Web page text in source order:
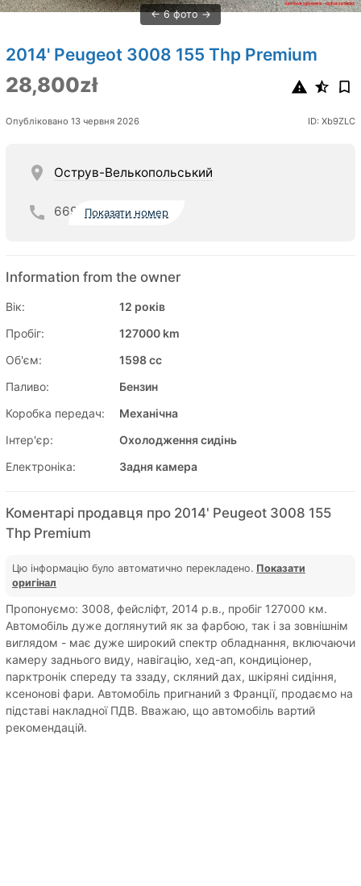
6 фото
2014' Peugeot 3008 155 Thp Premium
28,800zł
Опубліковано 13 червня 2026 ID: Xb9ZLC
Острув-Велькопольський
669 Показати номер
Information from the owner
Вік:
12 років
Пробіг:
127000 km
Об'єм:
1598 cc
Паливо:
Бензин
Коробка передач:
Механічна
Інтер'єр:
Охолодження сидінь
Електроніка:
Задня камера
Коментарі продавця про 2014' Peugeot 3008 155
Thp Premium
Цю інформацію було автоматично перекладено. Показати
оригінал
Пропонуємо: 3008, фейсліфт, 2014 р.в., пробіг 127000 км.
Автомобіль дуже доглянутий як за фарбою, так і за зовнішнім
виглядом - має дуже широкий спектр обладнання, включаючи
камеру заднього виду, навігацію, хед-ап, кондиціонер,
парктронік спереду та ззаду, скляний дах, шкіряні сидіння,
ксенонові фари. Автомобіль пригнаний з Франції, продаємо на
підставі накладної ПДВ. Вважаю, що автомобіль вартий
рекомендацій.